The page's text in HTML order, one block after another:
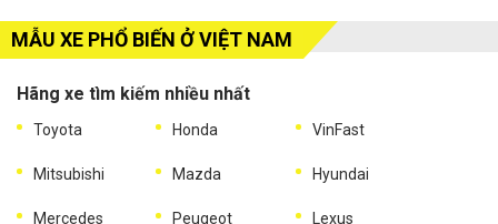
MẪU XE PHỔ BIẾN Ở VIỆT NAM
Hãng xe tìm kiếm nhiều nhất
Toyota Honda VinFast
Mitsubishi Mazda Hyundai
Mercedes Peugeot Lexus